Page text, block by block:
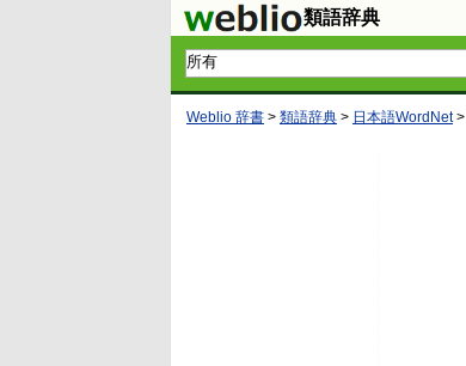
類語辞典
Weblio 辞書 > 類語辞典 > 日本語WordNet>